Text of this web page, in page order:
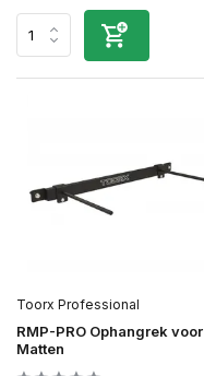
Toorx Professional
RMP-PRO Ophangrek voor
Matten